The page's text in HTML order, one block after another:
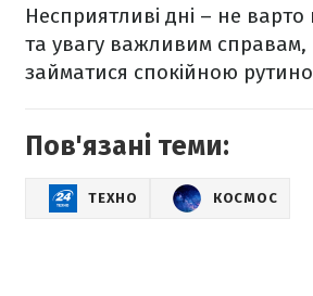
Несприятливі дні – не варто
та увагу важливим
займатися спокійною
Пов'язані теми:
ТЕХНО КОСМОС